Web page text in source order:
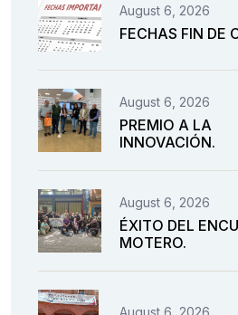
August 6, 2026
FECHAS FIN DE
August 6, 2026
PREMIO A LA
INNOVACIÓN.
August 6, 2026
ÉXITO DEL
MOTERO.
August 6, 2026